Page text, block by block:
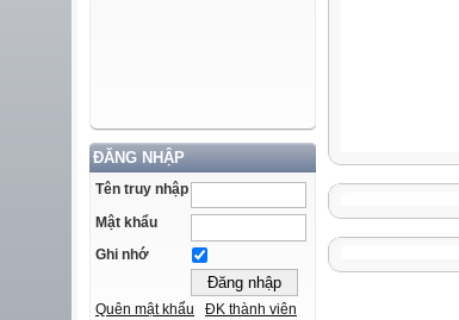
ĐĂNG NHẬP
Tên truy nhập
Mật khẩu
Ghi nhớ
Quên mật khẩu ĐK thành viên